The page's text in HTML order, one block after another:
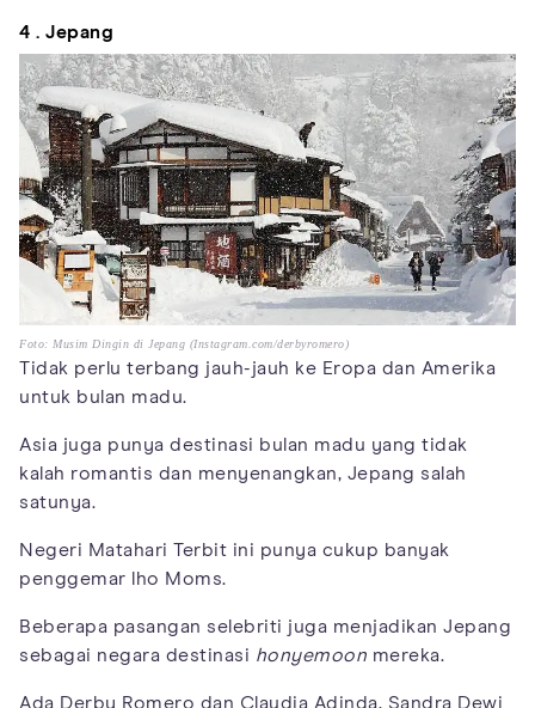
4 . Jepang
Foto: Musim Dingin di Jepang (Instagram.com/derbyromero)
Tidak perlu terbang jauh-jauh ke Eropa dan Amerika
untuk bulan madu.
Asia juga punya destinasi bulan madu yang tidak
kalah romantis dan menyenangkan, Jepang salah
satunya.
Negeri Matahari Terbit ini punya cukup banyak
penggemar lho Moms.
Beberapa pasangan selebriti juga menjadikan Jepang
sebagai negara destinasi honyemoon mereka.
Ada Derby Romero dan Claudia Adinda, Sandra Dewi